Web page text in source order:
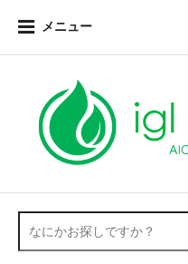
メニュー